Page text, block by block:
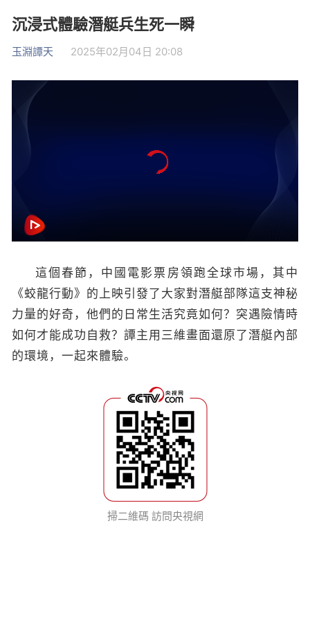
沉浸式體驗潛艇兵生死一瞬
玉淵譚天 2025年02月04日 20:08
這個春節，中國電影票房領跑全球市場，其中
《蛟龍行動》的上映引發了大家對潛艇部隊這支神秘
力量的好奇，他們的日常生活究竟如何？突遇險情時
如何才能成功自救？譚主用三維畫面還原了潛艇內部
的環境，一起來體驗。
掃二維碼 訪問央視網